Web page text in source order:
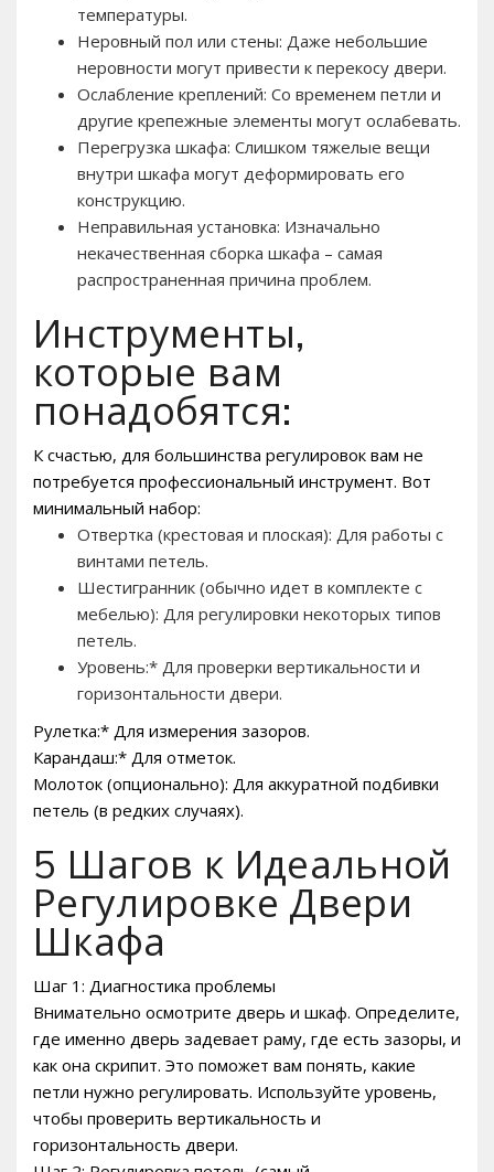
температуры.
Неровный пол или стены: Даже небольшие
неровности могут привести к перекосу двери.
Ослабление креплений: Со временем петли и
другие крепежные элементы могут ослабевать.
Перегрузка шкафа: Слишком тяжелые вещи
внутри шкафа могут деформировать его
конструкцию.
Неправильная установка: Изначально
некачественная сборка шкафа – самая
распространенная причина проблем.
Инструменты,
которые вам
понадобятся:
К счастью, для большинства регулировок вам не
потребуется профессиональный инструмент. Вот
минимальный набор:
Отвертка (крестовая и плоская): Для работы с
винтами петель.
Шестигранник (обычно идет в комплекте с
мебелью): Для регулировки некоторых типов
петель.
Уровень:* Для проверки вертикальности и
горизонтальности двери.
Рулетка:* Для измерения зазоров.
Карандаш:* Для отметок.
Молоток (опционально): Для аккуратной подбивки
петель (в редких случаях).
5 Шагов к Идеальной
Регулировке Двери
Шкафа
Шаг 1: Диагностика проблемы
Внимательно осмотрите дверь и шкаф. Определите,
где именно дверь задевает раму, где есть зазоры, и
как она скрипит. Это поможет вам понять, какие
петли нужно регулировать. Используйте уровень,
чтобы проверить вертикальность и
горизонтальность двери.